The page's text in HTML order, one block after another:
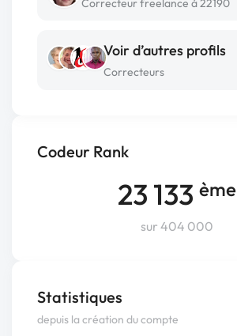
Codeur Rank
23 133 ème
sur 404 000
Statistiques
depuis la création du compte
Correcteur freelance à 22190
Voir d’autres profils
Correcteurs